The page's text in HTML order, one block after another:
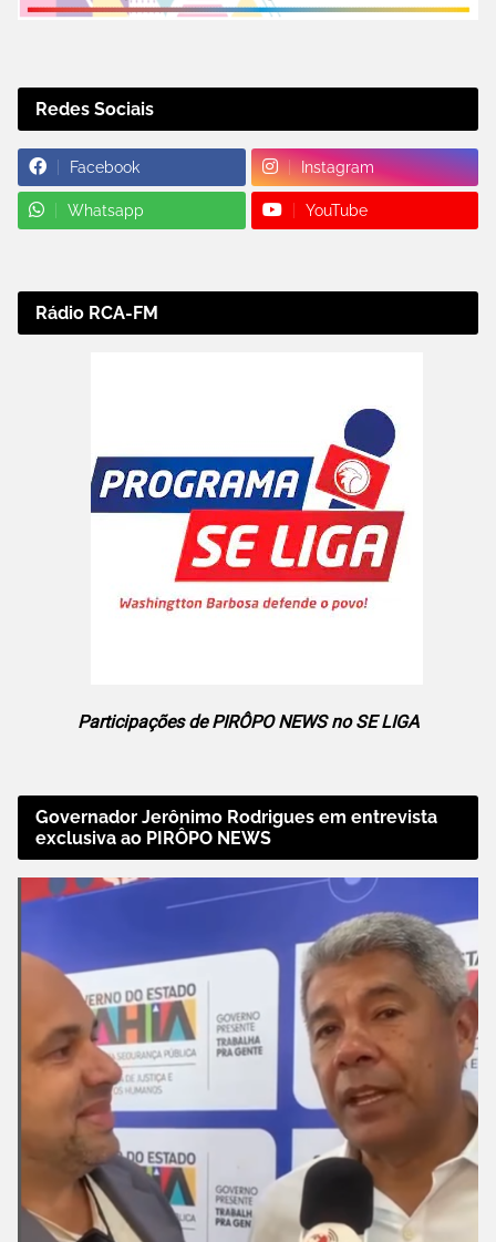
Redes Sociais
Facebook Instagram
Whatsapp YouTube
Rádio RCA-FM
Participações de PIRÔPO NEWS no SE LIGA
Governador Jerônimo Rodrigues em entrevista
exclusiva ao PIRÔPO NEWS